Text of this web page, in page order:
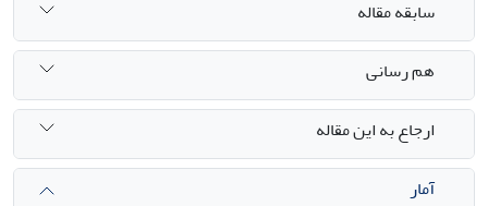
سابقه مقاله
هم رسانی
ارجاع به این مقاله
آمار